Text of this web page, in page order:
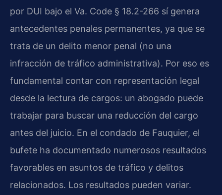
por DUI bajo el Va. Code § 18.2-266 sí genera
antecedentes penales permanentes, ya que se
trata de un delito menor penal (no una
infracción de tráfico administrativa). Por eso es
fundamental contar con representación legal
desde la lectura de cargos: un abogado puede
trabajar para buscar una reducción del cargo
antes del juicio. En el condado de Fauquier, el
bufete ha documentado numerosos resultados
favorables en asuntos de tráfico y delitos
relacionados. Los resultados pueden variar.